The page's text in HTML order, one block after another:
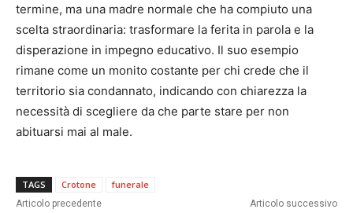
termine, ma una madre normale che ha compiuto una
scelta straordinaria: trasformare la ferita in parola e la
disperazione in impegno educativo. Il suo esempio
rimane come un monito costante per chi crede che il
territorio sia condannato, indicando con chiarezza la
necessità di scegliere da che parte stare per non
abituarsi mai al male.
TAGS Crotone funerale
Articolo precedente Articolo successivo